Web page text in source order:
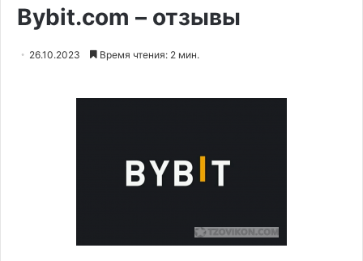
Bybit.com – отзывы
26.10.2023 Время чтения: 2 мин.